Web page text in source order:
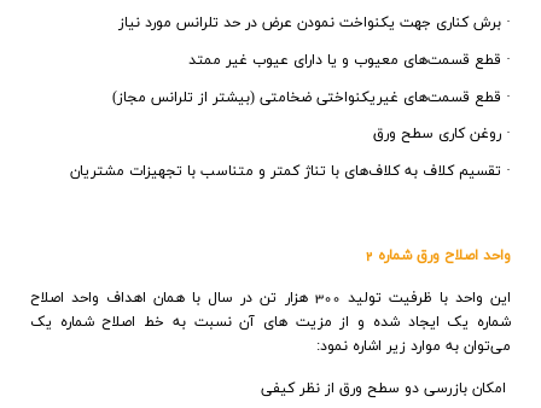
· برش كناري جهت يكنواخت نمودن عرض در حد تلرانس مورد نياز
· قطع قسمت‌هاي معيوب و يا داراي عيوب غير ممتد
· قطع قسمت‌هاي غيريكنواختي ضخامتي (بيشتر از تلرانس مجاز)
· روغن كاري سطح ورق
· تقسيم كلاف به كلاف‌هاي با تناژ كمتر و متناسب با تجهيزات مشتريان
واحد اصلاح ورق شماره 2
اين واحد با ظرفيت توليد 300 هزار تن در سال با همان اهداف واحد اصلاح
شماره يک ايجاد شده و از مزيت‌ هاي آن نسبت به خط اصلاح شماره يک
مي‌توان به موارد زير اشاره نمود:
امكان بازرسي دو سطح ورق از نظر كيفي